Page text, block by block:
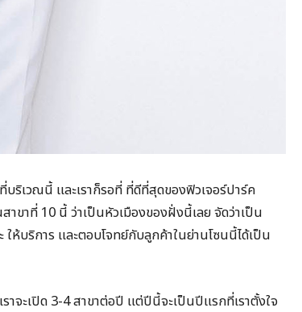
บริเวณนี้ และเราก็รอที่ ที่ดีที่สุดของฟิวเจอร์ปาร์ค
าขาที่ 10 นี้ ว่าเป็นหัวเมืองของฝั่งนี้เลย จัดว่าเป็น
บริการ และตอบโจทย์กับลูกค้าในย่านโซนนี้ได้เป็น
จะเปิด 3-4 สาขาต่อปี แต่ปีนี้จะเป็นปีแรกที่เราตั้งใจ